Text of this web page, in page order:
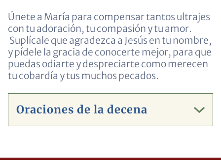
Únete a María para compensar tantos ultrajes
con tu adoración, tu compasión y tu amor.
Suplícale que agradezca a Jesús en tu nombre,
y pídele la gracia de conocerte mejor, para que
puedas odiarte y despreciarte como merecen
tu cobardía y tus muchos pecados.
Oraciones de la decena